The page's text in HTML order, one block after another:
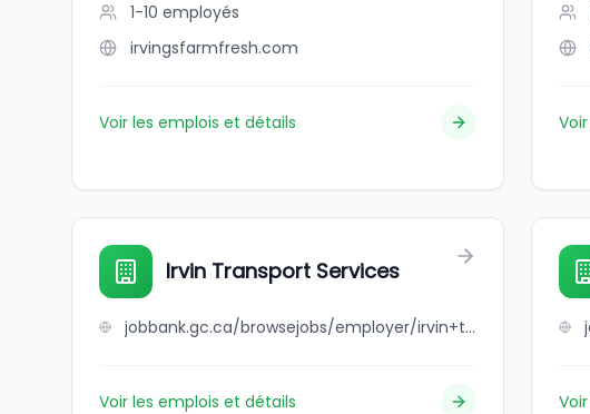
1-10 employés
irvingsfarmfresh.com
Voir les emplois et détails
Irvin Transport Services
jobbank.gc.ca/browsejobs/employer/irvin+transport+services/ca
Voir les emplois et détails